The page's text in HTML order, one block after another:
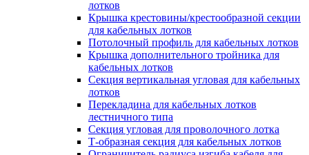
лотков
Крышка крестовины/крестообразной секции
для кабельных лотков
Потолочный профиль для кабельных лотков
Крышка дополнительного тройника для
кабельных лотков
Секция вертикальная угловая для кабельных
лотков
Перекладина для кабельных лотков
лестничного типа
Секция угловая для проволочного лотка
Т-образная секция для кабельных лотков